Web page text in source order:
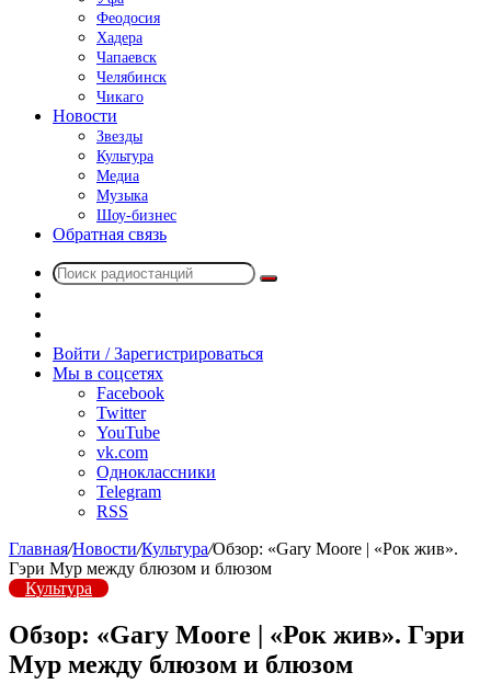
Феодосия
Хадера
Чапаевск
Челябинск
Чикаго
Новости
Звезды
Культура
Медиа
Музыка
Шоу-бизнес
Обратная связь
Поиск
радио
Войти / Зарегистрироваться
Мы в соцсетях
Facebook
Twitter
YouTube
vk.com
Одноклассники
Telegram
RSS
Главная/Новости/Культура/Обзор: «Gary Moore | «Рок жив».
Гэри Мур между блюзом и блюзом
Культура
Обзор: «Gary Moore | «Рок жив». Гэри
Мур между блюзом и блюзом